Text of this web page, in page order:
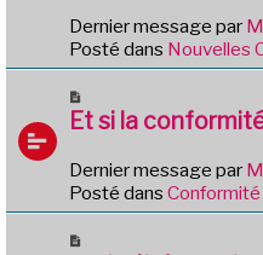
u
m
e
s
g
e
Dernier message par
Posté dans Nouvelles
o
v
e
a
Et si la
Dernier message par
Posté dans Conformité